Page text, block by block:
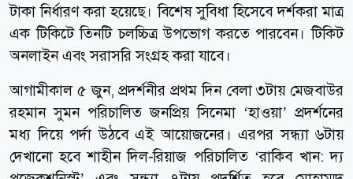
টাকা নির্ধারণ করা হয়েছে। বিশেষ সুবিধা হিসেবে দর্শকরা মাত্র
এক টিকিটে তিনটি চলচ্চিত্র উপভোগ করতে পারবেন। টিকিট
অনলাইন এবং সরাসরি সংগ্রহ করা যাবে।
আগামীকাল ৫ জুন, প্রদর্শনীর প্রথম দিন বেলা ৩টায় মেজবাউর
রহমান সুমন পরিচালিত জনপ্রিয় সিনেমা ‘হাওয়া’ প্রদর্শনের
মধ্য দিয়ে পর্দা উঠবে এই আয়োজনের। এরপর সন্ধ্যা ৬টায়
দেখানো হবে শাহীন দিল-রিয়াজ পরিচালিত ‘রাকিব খান: দ্য